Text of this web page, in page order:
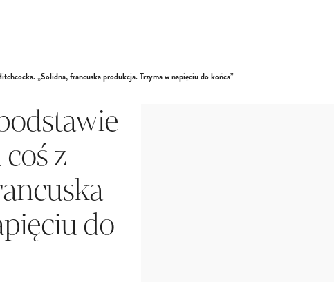
„Solidna, francuska produkcja. Trzyma w napięciu do końca”
z
do